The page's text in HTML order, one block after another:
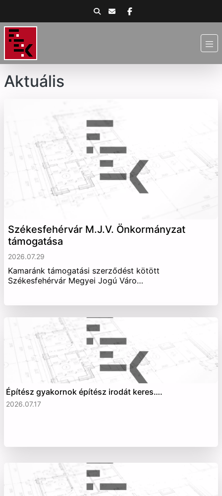
Aktuális
Székesfehérvár M.J.V. Önkormányzat
támogatása
2026.07.29
Kamaránk támogatási szerződést kötött
Székesfehérvár Megyei Jogú Váro…
Építész gyakornok építész irodát keres….
2026.07.17